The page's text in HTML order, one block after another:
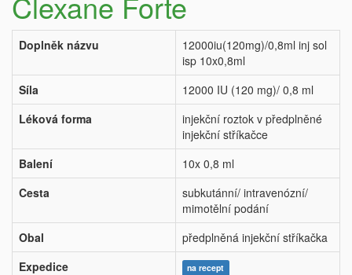
Doplněk názvu
12000iu(120mg)/0,8ml inj sol
isp 10x0,8ml
Síla
12000 IU (120 mg)/ 0,8 ml
Léková forma
injekční roztok v předplněné
injekční stříkačce
Balení
10x 0,8 ml
Cesta
subkutánní/ intravenózní/
mimotělní podání
Obal
předplněná injekční stříkačka
Expedice
na recept